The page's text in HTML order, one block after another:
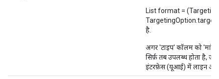
List format =
है.
अगर 'टाइप' कॉलम को 'मांग
सिर्फ़ तब उपलब्ध होता है,
इंटरफ़ेस (यूआई) में लाइन